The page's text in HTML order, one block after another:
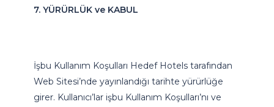
7. YÜRÜRLÜK ve KABUL
İşbu Kullanım Koşulları Hedef Hotels tarafından
Web Sitesi’nde yayınlandığı tarihte yürürlüğe
girer. Kullanıcı’lar işbu Kullanım Koşulları’nı ve